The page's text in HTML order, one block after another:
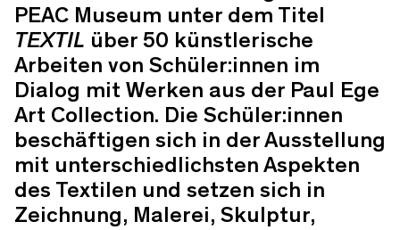
PEAC Museum unter dem Titel
TEXTIL über 50 künstlerische
Arbeiten von Schüler:innen im
Dialog mit Werken aus der Paul Ege
Art Collection. Die Schüler:innen
beschäftigen sich in der Ausstellung
mit unterschiedlichsten Aspekten
des Textilen und setzen sich in
Zeichnung, Malerei, Skulptur,